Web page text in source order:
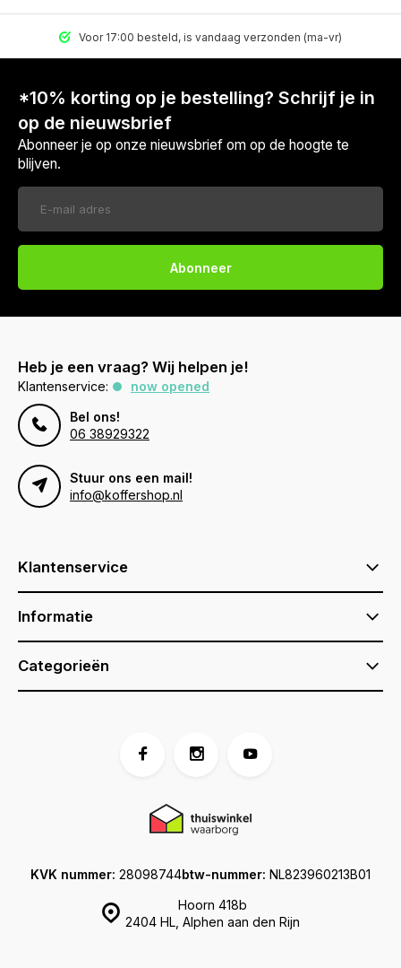
Voor 17:00 besteld, is vandaag verzonden (ma-vr)
*10% korting op je bestelling? Schrijf je in
op de nieuwsbrief
Abonneer je op onze nieuwsbrief om op de hoogte te
blijven.
Abonneer
Heb je een vraag? Wij helpen je!
Klantenservice:
now opened
Bel ons!
06 38929322
Stuur ons een mail!
info@koffershop.nl
Klantenservice
Informatie
Categorieën
Hoorn 418b
2404 HL, Alphen aan den Rijn
KVK nummer: 28098744btw-nummer: NL823960213B01